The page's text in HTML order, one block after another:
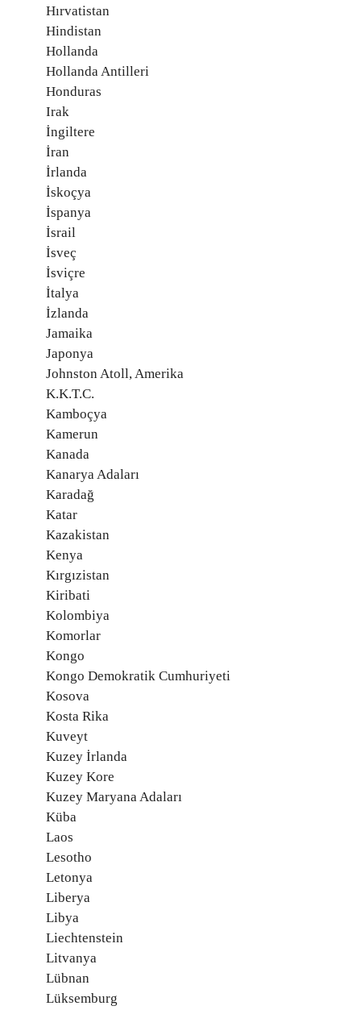
Hırvatistan
Hindistan
Hollanda
Hollanda Antilleri
Honduras
Irak
İngiltere
İran
İrlanda
İskoçya
İspanya
İsrail
İsveç
İsviçre
İtalya
İzlanda
Jamaika
Japonya
Johnston Atoll, Amerika
K.K.T.C.
Kamboçya
Kamerun
Kanada
Kanarya Adaları
Karadağ
Katar
Kazakistan
Kenya
Kırgızistan
Kiribati
Kolombiya
Komorlar
Kongo
Kongo Demokratik Cumhuriyeti
Kosova
Kosta Rika
Kuveyt
Kuzey İrlanda
Kuzey Kore
Kuzey Maryana Adaları
Küba
Laos
Lesotho
Letonya
Liberya
Libya
Liechtenstein
Litvanya
Lübnan
Lüksemburg